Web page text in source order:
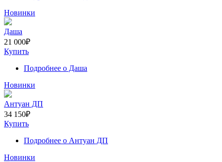
Новинки
Даша
21 000₽
Купить
Подробнее о Даша
Новинки
Антуан ДП
34 150₽
Купить
Подробнее о Антуан ДП
Новинки